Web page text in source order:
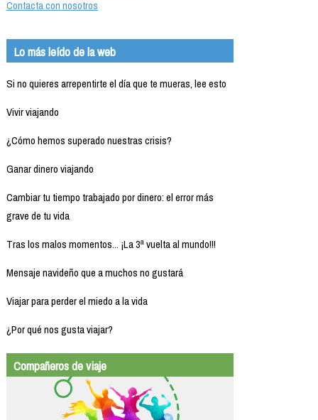
Contacta con nosotros
Lo más leído de la web
Si no quieres arrepentirte el día que te mueras, lee esto
Vivir viajando
¿Cómo hemos superado nuestras crisis?
Ganar dinero viajando
Cambiar tu tiempo trabajado por dinero: el error más
grave de tu vida
Tras los malos momentos... ¡La 3ª vuelta al mundo!!!
Mensaje navideño que a muchos no gustará
Viajar para perder el miedo a la vida
¿Por qué nos gusta viajar?
Compañeros de viaje